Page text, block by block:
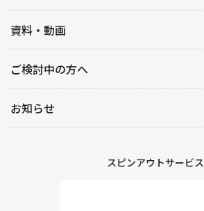
資料・動画
ご検討中の方へ
お知らせ
スピンアウトサービス